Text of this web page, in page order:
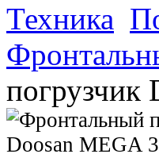
Техника
погрузчик